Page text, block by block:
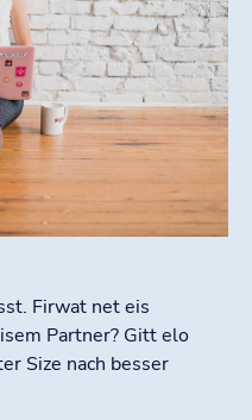
Firwat net eis
Partner? Gitt elo
Size nach besser